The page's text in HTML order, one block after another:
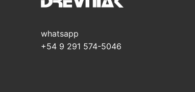
whatsapp
+54 9 291 574-5046